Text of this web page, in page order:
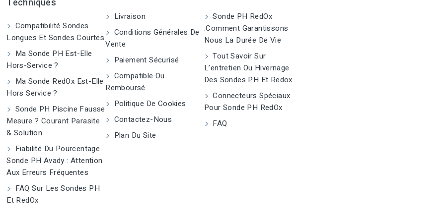
Techniques
Compatibilité Sondes
Longues Et Sondes Courtes
Ma Sonde PH Est-Elle
Hors-Service ?
Ma Sonde RedOx Est-Elle
Hors Service ?
Sonde PH Piscine Fausse
Mesure ? Courant Parasite
& Solution
Fiabilité Du Pourcentage
Sonde PH Avady : Attention
Aux Erreurs Fréquentes
FAQ Sur Les Sondes PH
Et RedOx
Livraison
Conditions Générales De
Vente
Paiement Sécurisé
Compatible Ou
Remboursé
Politique De Cookies
Contactez-Nous
Plan Du Site
Sonde PH RedOx
:Comment Garantissons
Nous La Durée De Vie
Tout Savoir Sur
L’entretien Ou Hivernage
Des Sondes PH Et Redox
Connecteurs Spéciaux
Pour Sonde PH RedOx
FAQ